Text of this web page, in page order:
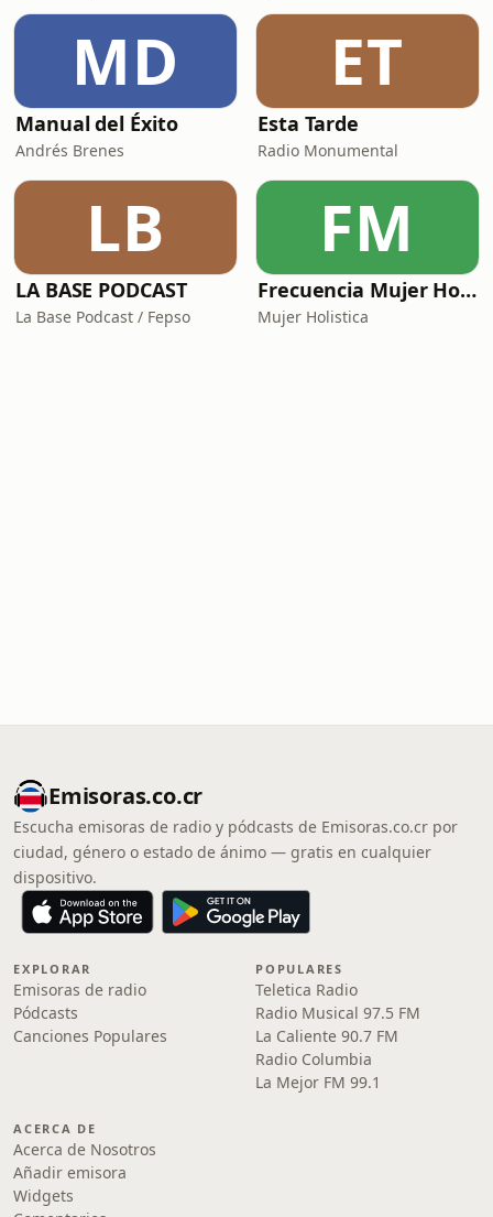
MD
Manual del Éxito
Andrés Brenes
ET
Esta Tarde
Radio Monumental
LB
LA BASE PODCAST
La Base Podcast / Fepso
FM
Frecuencia Mujer Holística
Mujer Holistica
Emisoras.co.cr
Escucha emisoras de radio y pódcasts de Emisoras.co.cr por
ciudad, género o estado de ánimo — gratis en cualquier
dispositivo.
EXPLORAR
Emisoras de radio
Pódcasts
Canciones Populares
POPULARES
Teletica Radio
Radio Musical 97.5 FM
La Caliente 90.7 FM
Radio Columbia
La Mejor FM 99.1
ACERCA DE
Acerca de Nosotros
Añadir emisora
Widgets